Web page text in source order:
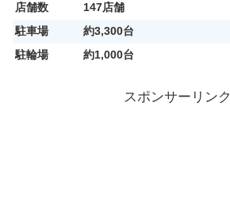
店舗数
147店舗
駐車場
約3,300台
駐輪場
約1,000台
スポンサーリンク